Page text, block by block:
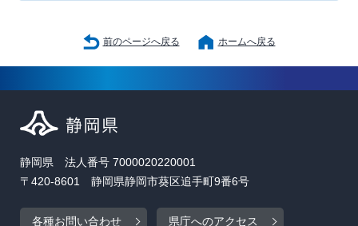
前のページへ戻る ホームへ戻る
静岡県 法人番号 7000020220001
〒420-8601 静岡県静岡市葵区追手町9番6号
各種お問い合わせ 県庁へのアクセス